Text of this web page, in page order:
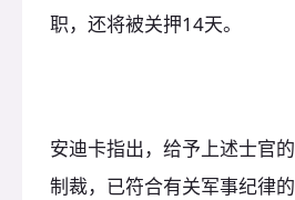
职，还将被关押14天。
安迪卡指出，给予上述士官的
制裁，已符合有关军事纪律的